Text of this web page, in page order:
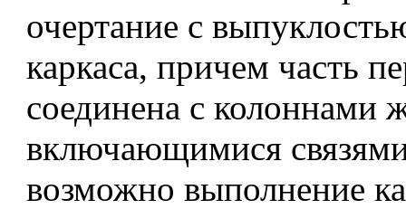
очертание с
каркаса, причем часть
соединена с колоннами
включающимися
возможно выполнение